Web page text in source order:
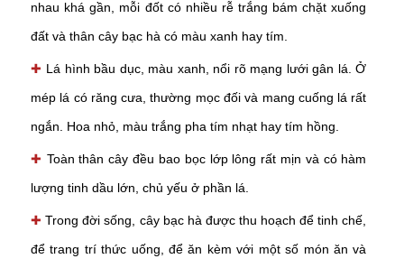
nhau khá gần, mỗi đốt có nhiều rễ trắng bám chặt xuống
đất và thân cây bạc hà có màu xanh hay tím.
✚ Lá hình bầu dục, màu xanh, nổi rõ mạng lưới gân lá. Ở
mép lá có răng cưa, thường mọc đối và mang cuống lá rất
ngắn. Hoa nhỏ, màu trắng pha tím nhạt hay tím hồng.
✚ Toàn thân cây đều bao bọc lớp lông rất mịn và có hàm
lượng tinh dầu lớn, chủ yếu ở phần lá.
✚Trong đời sống, cây bạc hà được thu hoạch để tinh chế,
để trang trí thức uống, để ăn kèm với một số món ăn và